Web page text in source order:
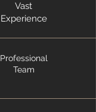
Vast
Experience
Professional
Team